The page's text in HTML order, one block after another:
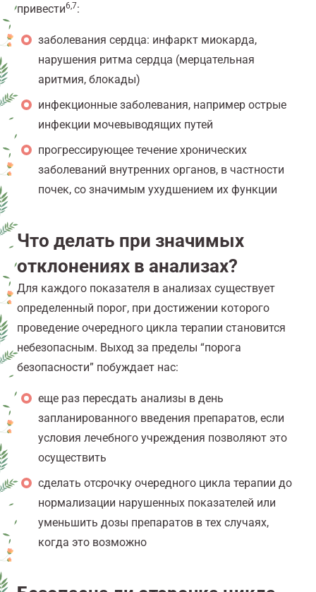
привести6,7:
заболевания сердца: инфаркт миокарда,
нарушения ритма сердца (мерцательная
аритмия, блокады)
инфекционные заболевания, например острые
инфекции мочевыводящих путей
прогрессирующее течение хронических
заболеваний внутренних органов, в частности
почек, со значимым ухудшением их функции
Что делать при значимых
отклонениях в анализах?
Для каждого показателя в анализах существует
определенный порог, при достижении которого
проведение очередного цикла терапии становится
небезопасным. Выход за пределы “порога
безопасности” побуждает нас:
еще раз пересдать анализы в день
запланированного введения препаратов, если
условия лечебного учреждения позволяют это
осуществить
сделать отсрочку очередного цикла терапии до
нормализации нарушенных показателей или
уменьшить дозы препаратов в тех случаях,
когда это возможно